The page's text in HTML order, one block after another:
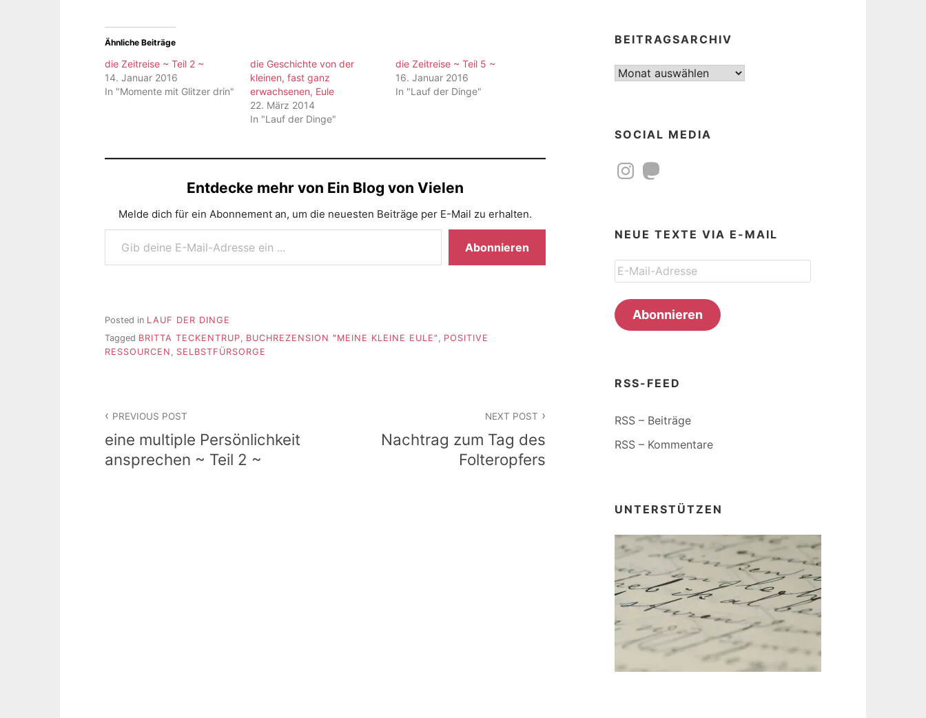
Ähnliche Beiträge
die Zeitreise ~ Teil 2 ~
14. Januar 2016
In "Momente mit Glitzer drin"
die Geschichte von der
kleinen, fast ganz
erwachsenen, Eule
22. März 2014
In "Lauf der Dinge"
die Zeitreise ~ Teil 5 ~
16. Januar 2016
In "Lauf der Dinge"
Entdecke mehr von Ein Blog von Vielen
Melde dich für ein Abonnement an, um die neuesten Beiträge per E-Mail zu erhalten.
Gib deine E-Mail-Adresse ein ...
Abonnieren
Posted in LAUF DER DINGE
Tagged BRITTA TECKENTRUP, BUCHREZENSION "MEINE KLEINE EULE", POSITIVE
RESSOURCEN , SELBSTFÜRSORGE
PREVIOUS POST
eine multiple Persönlichkeit
ansprechen ~ Teil 2 ~
NEXT POST
Nachtrag zum Tag des
Folteropfers
BEITRAGSARCHIV
Beitragsarchiv
SOCIAL MEDIA
InstagramMastodon
NEUE TEXTE VIA E-MAIL
E-
Mail-
Adresse
Abonnieren
RSS-FEED
RSS – Beiträge
RSS – Kommentare
UNTERSTÜTZEN